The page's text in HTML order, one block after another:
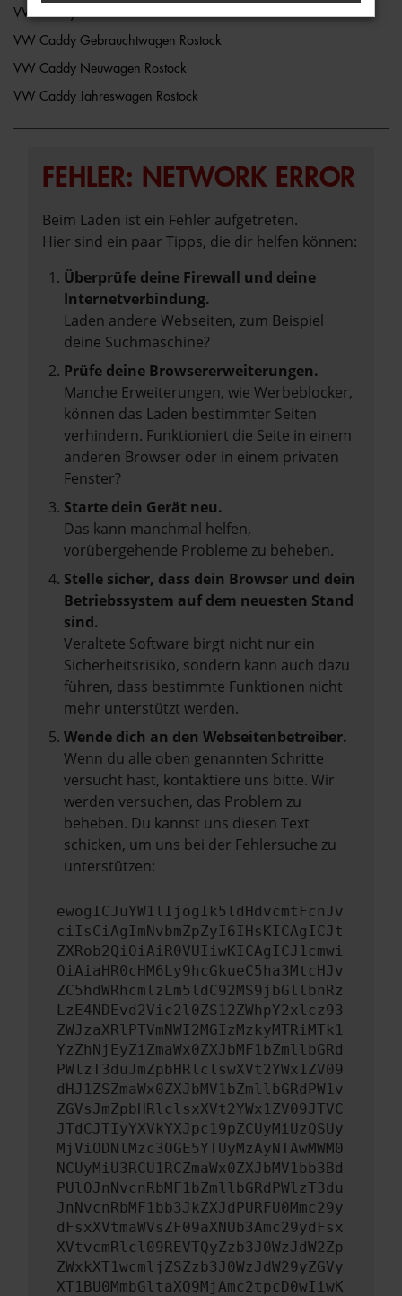
VW Caddy Rostock
VW Caddy Gebrauchtwagen Rostock
VW Caddy Neuwagen Rostock
VW Caddy Jahreswagen Rostock
FEHLER: NETWORK ERROR
Beim Laden ist ein Fehler aufgetreten.
Hier sind ein paar Tipps, die dir helfen können:
Überprüfe deine Firewall und deine
Internetverbindung.
Laden andere Webseiten, zum Beispiel
deine Suchmaschine?
Prüfe deine Browsererweiterungen.
Manche Erweiterungen, wie Werbeblocker,
können das Laden bestimmter Seiten
verhindern. Funktioniert die Seite in einem
anderen Browser oder in einem privaten
Fenster?
Starte dein Gerät neu.
Das kann manchmal helfen,
vorübergehende Probleme zu beheben.
Stelle sicher, dass dein Browser und dein
Betriebssystem auf dem neuesten Stand
sind.
Veraltete Software birgt nicht nur ein
Sicherheitsrisiko, sondern kann auch dazu
führen, dass bestimmte Funktionen nicht
mehr unterstützt werden.
Wende dich an den Webseitenbetreiber.
Wenn du alle oben genannten Schritte
versucht hast, kontaktiere uns bitte. Wir
werden versuchen, das Problem zu
beheben. Du kannst uns diesen Text
schicken, um uns bei der Fehlersuche zu
unterstützen:
ewogICJuYW1lIjogIk5ldHdvcmtFcnJv
ciIsCiAgImNvbmZpZyI6IHsKICAgICJt
ZXRob2QiOiAiR0VUIiwKICAgICJ1cmwi
OiAiaHR0cHM6Ly9hcGkueC5ha3MtcHJv
ZC5hdWRhcmlzLm5ldC92MS9jbGllbnRz
LzE4NDEvd2Vic2l0ZS12ZWhpY2xlcz93
ZWJzaXRlPTVmNWI2MGIzMzkyMTRiMTk1
YzZhNjEyZiZmaWx0ZXJbMF1bZmllbGRd
PWlzT3duJmZpbHRlclswXVt2YWx1ZV09
dHJ1ZSZmaWx0ZXJbMV1bZmllbGRdPW1v
ZGVsJmZpbHRlclsxXVt2YWx1ZV09JTVC
JTdCJTIyYXVkYXJpc19pZCUyMiUzQSUy
MjViODNlMzc3OGE5YTUyMzAyNTAwMWM0
NCUyMiU3RCU1RCZmaWx0ZXJbMV1bb3Bd
PUlOJnNvcnRbMF1bZmllbGRdPWlzT3du
JnNvcnRbMF1bb3JkZXJdPURFU0Mmc29y
dFsxXVtmaWVsZF09aXNUb3Amc29ydFsx
XVtvcmRlcl09REVTQyZzb3J0WzJdW2Zp
ZWxkXT1wcmljZSZzb3J0WzJdW29yZGVy
XT1BU0MmbGltaXQ9MjAmc2tpcD0wIiwK